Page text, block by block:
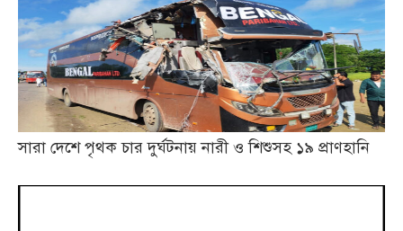
সারা দেশে পৃথক চার দুর্ঘটনায় নারী ও শিশুসহ ১৯ প্রাণহানি